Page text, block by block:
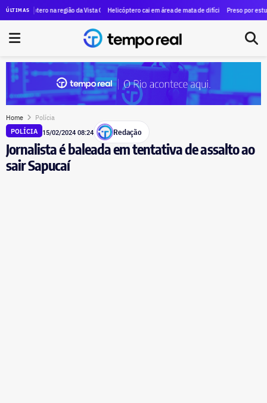
ÚLTIMAS
13 milhões para transporte gratuito a museus e teatros
na região da Vista Chinesa deixa ao menos quatro mortos
Helicóptero cai em área de mata de difícil acesso na Vista Chinesa,
Preso por estupro
Home Polícia
POLÍCIA 15/02/2024 08:24 Redação
Jornalista é baleada em tentativa de assalto ao
sair Sapucaí